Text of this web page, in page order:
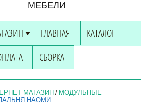
МЕБЕЛИ
ГЛАВНАЯ
КАТАЛОГ
СБОРКА
МАГАЗИН / МОДУЛЬНЫЕ
НАОМИ